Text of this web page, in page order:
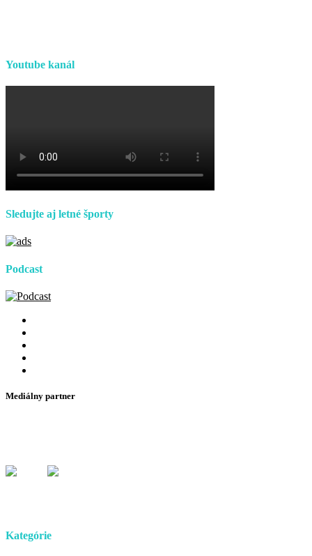
Youtube kanál
Sledujte aj letné športy
Podcast
Mediálny partner
Kategórie